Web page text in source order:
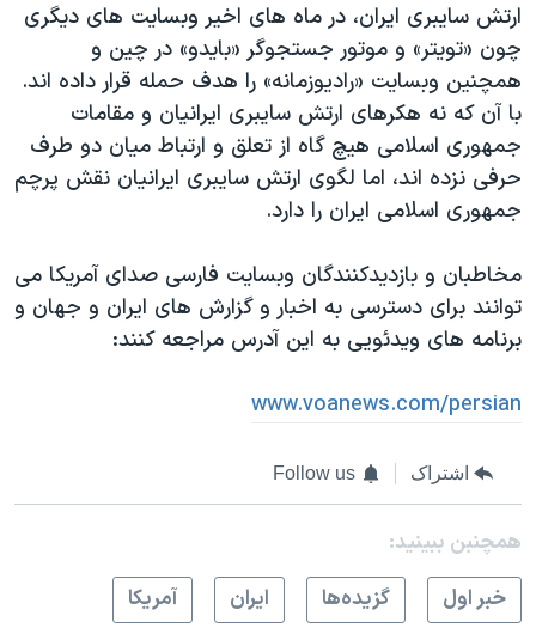
ارتش سایبری ایران، در ماه های اخیر وبسایت های دیگری
چون «تویتر» و موتور جستجوگر «بایدو» در چین و
همچنین وبسایت «رادیوزمانه» را هدف حمله قرار داده اند.
با آن که نه هکرهای ارتش سایبری ایرانیان و مقامات
جمهوری اسلامی هیچ گاه از تعلق و ارتباط میان دو طرف
حرفی نزده اند، اما لگوی ارتش سایبری ایرانیان نقش پرچم
جمهوری اسلامی ایران را دارد.
مخاطبان و بازدیدکنندگان وبسایت فارسی صدای آمریکا می
توانند برای دسترسی به اخبار و گزارش های ایران و جهان و
برنامه های ویدئویی به این آدرس مراجعه کنند:
www.voanews.com/persian
اشتراک Follow us
همچنبن ببینید:
خبر اول
گزيده‌ها ايران آمريکا